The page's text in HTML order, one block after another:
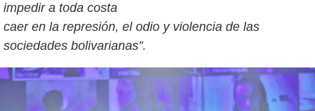
impedir a toda costa
caer en la represión, el odio y violencia de las
sociedades bolivarianas”.